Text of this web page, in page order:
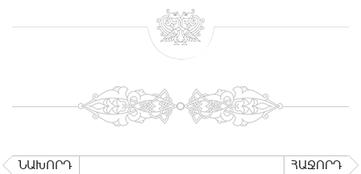
ՆԱԽՈՐԴ ՀԱՋՈՐԴ